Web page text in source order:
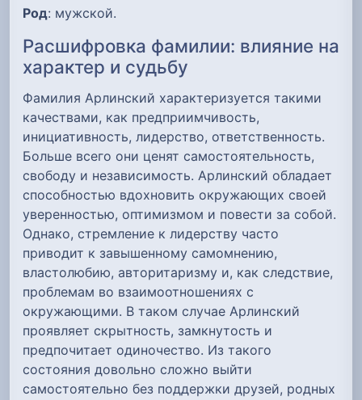
Род: мужской.
Расшифровка фамилии: влияние на
характер и судьбу
Фамилия Арлинский характеризуется такими
качествами, как предприимчивость,
инициативность, лидерство, ответственность.
Больше всего они ценят самостоятельность,
свободу и независимость. Арлинский обладает
способностью вдохновить окружающих своей
уверенностью, оптимизмом и повести за собой.
Однако, стремление к лидерству часто
приводит к завышенному самомнению,
властолюбию, авторитаризму и, как следствие,
проблемам во взаимоотношениях с
окружающими. В таком случае Арлинский
проявляет скрытность, замкнутость и
предпочитает одиночество. Из такого
состояния довольно сложно выйти
самостоятельно без поддержки друзей, родных